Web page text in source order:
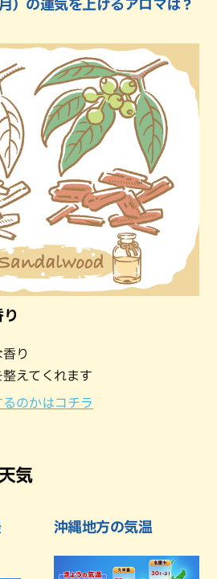
）の運気を上げるアロマは？
り
えてくれます
のかはコチラ
気
沖縄地方の気温